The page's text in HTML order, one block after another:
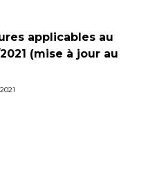
applicables au
(mise à jour au